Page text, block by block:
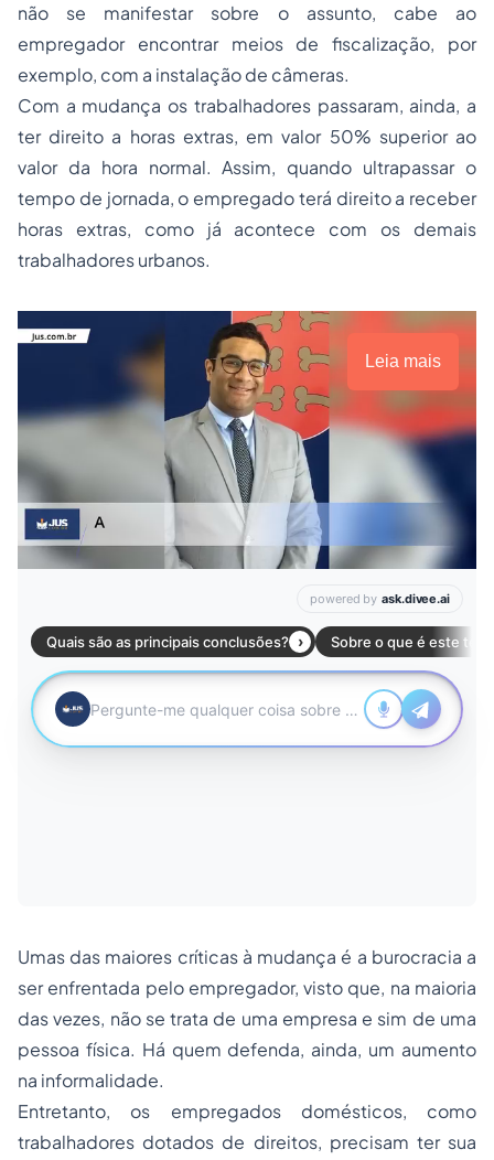
não se manifestar sobre o assunto, cabe ao
empregador encontrar meios de fiscalização, por
exemplo, com a instalação de câmeras.
Com a mudança os trabalhadores passaram, ainda, a
ter direito a horas extras, em valor 50% superior ao
valor da hora normal. Assim, quando ultrapassar o
tempo de jornada, o empregadoterá direito a receber
horas extras, como já acontece com os demais
trabalhadores urbanos.
Leia mais
Umas das maiores críticas à mudança é a burocracia a
ser enfrentada pelo empregador, visto que, na maioria
das vezes, não se trata de uma empresa e sim de uma
pessoa física. Há quem defenda, ainda, um aumento
na informalidade.
Entretanto, os empregados domésticos, como
trabalhadores dotados de direitos, precisam ter sua